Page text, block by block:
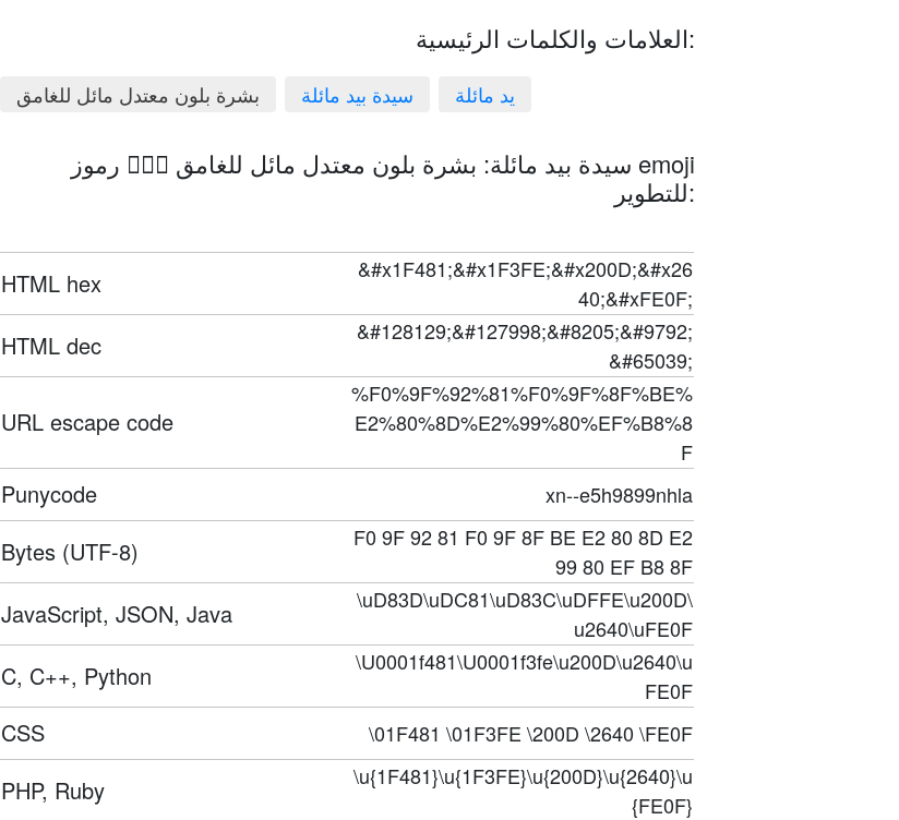
العلامات والكلمات الرئيسية:
بشرة بلون معتدل مائل للغامق سيدة بيد مائلة يد مائلة
سيدة بيد مائلة: بشرة بلون معتدل مائل للغامق 💁🏾‍♀️ رموز emoji
للتطوير:
HTML hex
&#x1F481;&#x1F3FE;&#x200D;&#x26
40;&#xFE0F;
HTML dec
&#128129;&#127998;&#8205;&#9792;
&#65039;
URL escape code
%F0%9F%92%81%F0%9F%8F%BE%
E2%80%8D%E2%99%80%EF%B8%8
F
Punycode xn--e5h9899nhla
Bytes (UTF-8)
F0 9F 92 81 F0 9F 8F BE E2 80 8D E2
99 80 EF B8 8F
JavaScript, JSON, Java
\uD83D\uDC81\uD83C\uDFFE\u200D\
u2640\uFE0F
C, C++, Python
\U0001f481\U0001f3fe\u200D\u2640\u
FE0F
CSS \01F481 \01F3FE \200D \2640 \FE0F
PHP, Ruby
\u{1F481}\u{1F3FE}\u{200D}\u{2640}\u
{FE0F}